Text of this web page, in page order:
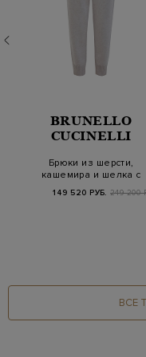
BRUNELLO
CUCINELLI
Брюки из шерсти,
кашемира и шелка с
отделкой английско…
149 520 РУБ. 249 200
ВСЕ